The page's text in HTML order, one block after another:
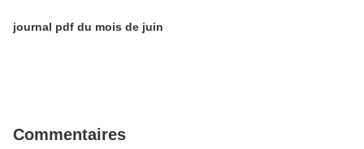
journal pdf du mois de juin
Commentaires